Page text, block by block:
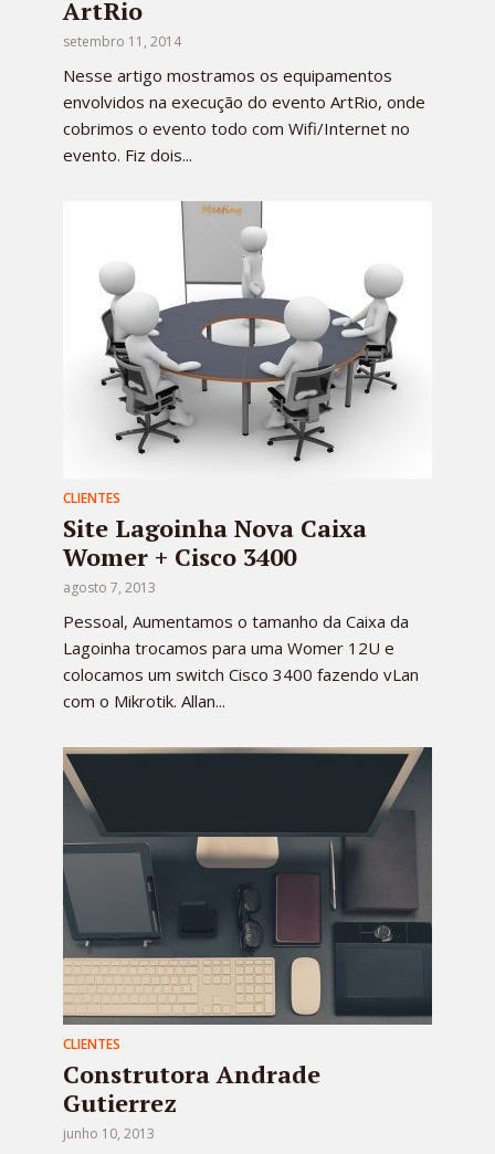
ArtRio
setembro 11, 2014
Nesse artigo mostramos os equipamentos
envolvidos na execução do evento ArtRio, onde
cobrimos o evento todo com Wifi/Internet no
evento. Fiz dois...
CLIENTES
Site Lagoinha Nova Caixa
Womer + Cisco 3400
agosto 7, 2013
Pessoal, Aumentamos o tamanho da Caixa da
Lagoinha trocamos para uma Womer 12U e
colocamos um switch Cisco 3400 fazendo vLan
com o Mikrotik. Allan...
CLIENTES
Construtora Andrade
Gutierrez
junho 10, 2013